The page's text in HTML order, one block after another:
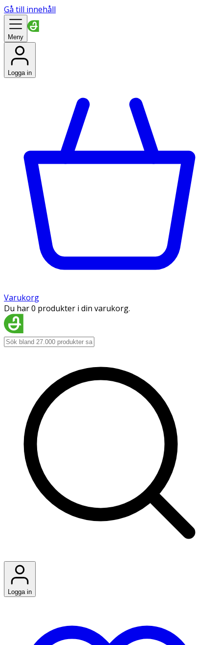
Gå till innehåll
Meny
Logga in
Varukorg
Du har 0 produkter i din varukorg.
Logga in